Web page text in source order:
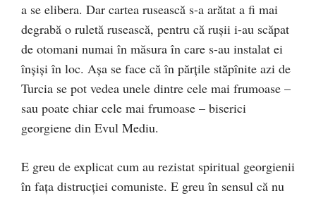
a se elibera. Dar cartea rusească s-a arătat a fi mai
degrabă o ruletă rusească, pentru că ruşii i-au scăpat
de otomani numai în măsura în care s-au instalat ei
înşişi în loc. Aşa se face că în părţile stăpînite azi de
Turcia se pot vedea unele dintre cele mai frumoase –
sau poate chiar cele mai frumoase – biserici
georgiene din Evul Mediu.
E greu de explicat cum au rezistat spiritual georgienii
în faţa distrucţiei comuniste. E greu în sensul că nu